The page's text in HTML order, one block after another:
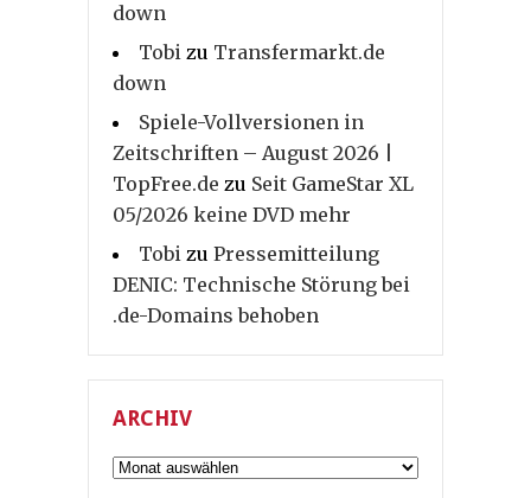
down
Tobi zu Transfermarkt.de
down
Spiele-Vollversionen in
Zeitschriften – August 2026 |
TopFree.de zu Seit GameStar XL
05/2026 keine DVD mehr
Tobi zu Pressemitteilung
DENIC: Technische Störung bei
.de-Domains behoben
ARCHIV
Archiv